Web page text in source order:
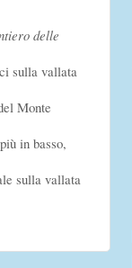
delle
sulla vallata
Monte
in basso,
sulla vallata